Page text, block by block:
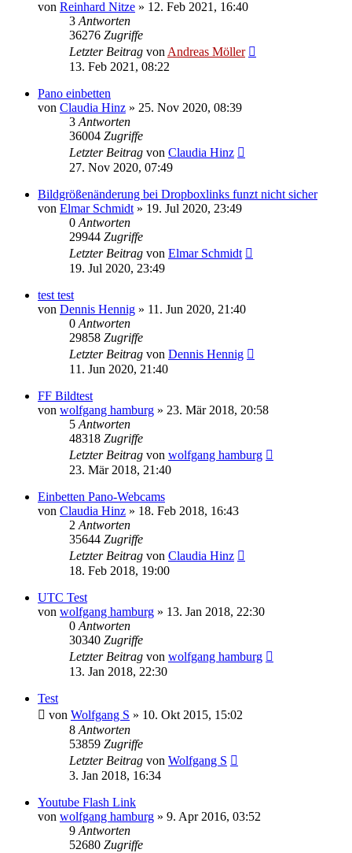
von Reinhard Nitze » 12. Feb 2021, 16:40
3 Antworten
36276 Zugriffe
Letzter Beitrag von Andreas Möller
13. Feb 2021, 08:22
Pano einbetten
von Claudia Hinz » 25. Nov 2020, 08:39
3 Antworten
36004 Zugriffe
Letzter Beitrag von Claudia Hinz
27. Nov 2020, 07:49
Bildgrößenänderung bei Dropboxlinks funzt nicht sicher
von Elmar Schmidt » 19. Jul 2020, 23:49
0 Antworten
29944 Zugriffe
Letzter Beitrag von Elmar Schmidt
19. Jul 2020, 23:49
test test
von Dennis Hennig » 11. Jun 2020, 21:40
0 Antworten
29858 Zugriffe
Letzter Beitrag von Dennis Hennig
11. Jun 2020, 21:40
FF Bildtest
von wolfgang hamburg » 23. Mär 2018, 20:58
5 Antworten
48318 Zugriffe
Letzter Beitrag von wolfgang hamburg
23. Mär 2018, 21:40
Einbetten Pano-Webcams
von Claudia Hinz » 18. Feb 2018, 16:43
2 Antworten
35644 Zugriffe
Letzter Beitrag von Claudia Hinz
18. Feb 2018, 19:00
UTC Test
von wolfgang hamburg » 13. Jan 2018, 22:30
0 Antworten
30340 Zugriffe
Letzter Beitrag von wolfgang hamburg
13. Jan 2018, 22:30
Test
von Wolfgang S » 10. Okt 2015, 15:02
8 Antworten
53859 Zugriffe
Letzter Beitrag von Wolfgang S
3. Jan 2018, 16:34
Youtube Flash Link
von wolfgang hamburg » 9. Apr 2016, 03:52
9 Antworten
52680 Zugriffe